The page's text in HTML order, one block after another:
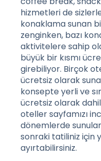
hizmetleri de
konaklama sunan
zenginken, bazı
aktivitelere sahip
büyük bir kısmı
girebiliyor. Birçok
ücretsiz olarak
konsepte yerli ve
ücretsiz olarak
otellersayfamızı
dönemlerde
sonraki tatiliniz için
ayırtabilirsiniz.